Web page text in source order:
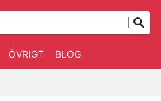
ÖVRIGT BLOG